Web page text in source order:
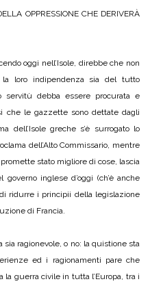
OPPRESSIONE CHE DERIVERÀ
oggi nell’Isole, direbbe che non
loro indipendenza sia del tutto
debba essere procurata e
che le gazzette sono dettate dagli
dell’Isole greche s’è surrogato lo
dell’Alto Commissario, mentre
stato migliore di cose, lascia
governo inglese d’oggi (ch’è anche
ridurre i principii della legislazione
di Francia.
ragionevole, o no: la quistione sta
ed i ragionamenti pare che
la guerra civile in tutta l’Europa, tra i